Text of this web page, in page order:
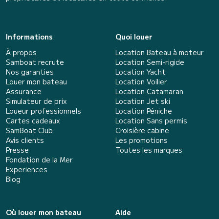
Informations
À propos
Samboat recrute
Nos garanties
Louer mon bateau
Assurance
Simulateur de prix
Loueur professionnels
Cartes cadeaux
SamBoat Club
Avis clients
Presse
Fondation de la Mer
Experiences
Blog
Quoi louer
Location Bateau à moteur
Location Semi-rigide
Location Yacht
Location Voilier
Location Catamaran
Location Jet ski
Location Péniche
Location Sans permis
Croisière cabine
Les promotions
Toutes les marques
Où louer mon bateau
Aide